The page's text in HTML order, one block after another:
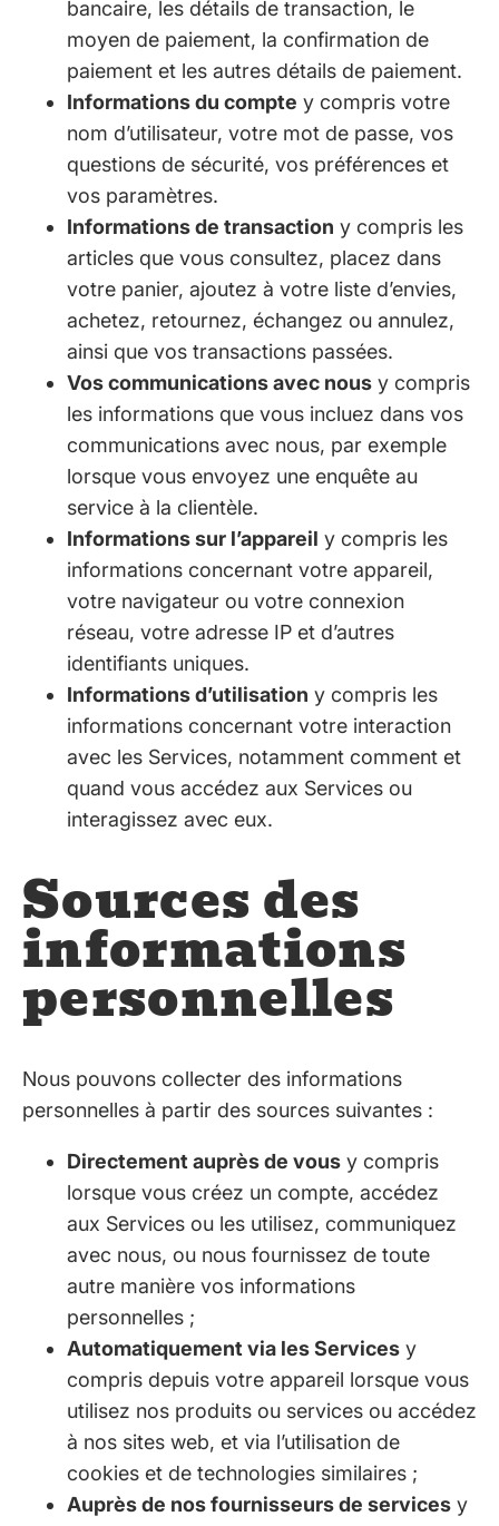
bancaire, les détails de transaction, le
moyen de paiement, la confirmation de
paiement et les autres détails de paiement.
Informations du compte y compris votre
nom d’utilisateur, votre mot de passe, vos
questions de sécurité, vos préférences et
vos paramètres.
Informations de transaction y compris les
articles que vous consultez, placez dans
votre panier, ajoutez à votre liste d’envies,
achetez, retournez, échangez ou annulez,
ainsi que vos transactions passées.
Vos communications avec nous y compris
les informations que vous incluez dans vos
communications avec nous, par exemple
lorsque vous envoyez une enquête au
service à la clientèle.
Informations sur l’appareil y compris les
informations concernant votre appareil,
votre navigateur ou votre connexion
réseau, votre adresse IP et d’autres
identifiants uniques.
Informations d’utilisation y compris les
informations concernant votre interaction
avec les Services, notamment comment et
quand vous accédez aux Services ou
interagissez avec eux.
Sources des
informations
personnelles
Nous pouvons collecter des informations
personnelles à partir des sources suivantes :
Directement auprès de vous y compris
lorsque vous créez un compte, accédez
aux Services ou les utilisez, communiquez
avec nous, ou nous fournissez de toute
autre manière vos informations
personnelles ;
Automatiquement via les Services y
compris depuis votre appareil lorsque vous
utilisez nos produits ou services ou accédez
à nos sites web, et via l’utilisation de
cookies et de technologies similaires ;
Auprès de nos fournisseurs de services y